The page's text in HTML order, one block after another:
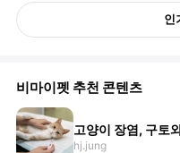
인
비마이펫 추천 콘텐츠
고양이 장염, 구토
hj.jung